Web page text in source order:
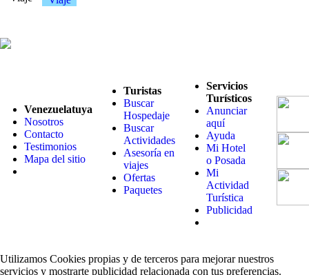
Venezuelatuya
Nosotros
Contacto
Testimonios
Mapa del sitio
Turistas
Buscar
Hospedaje
Buscar
Actividades
Asesoría en
viajes
Ofertas
Paquetes
Servicios
Turísticos
Anunciar
aquí
Ayuda
Mi Hotel
o Posada
Mi
Actividad
Turística
Publicidad
Utilizamos Cookies propias y de terceros para mejorar nuestros
servicios y mostrarte publicidad relacionada con tus preferencias.